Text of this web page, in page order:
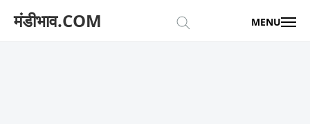
मंडीभाव.COM MENU